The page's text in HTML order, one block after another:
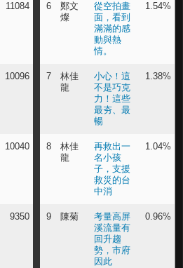
11084 6
鄭文
燦
從空拍畫
面，看到
滿滿的感
動與熱
情。
1.54%
10096 7
林佳
龍
小心！這
不是巧克
力！這些
最夯、最
暢
1.38%
10040 8
林佳
龍
再救出一
名小孩
子，支援
救災的台
中消
1.04%
9350 9 陳菊
考量高屏
溪流量有
回升趨
勢，市府
因此
0.96%